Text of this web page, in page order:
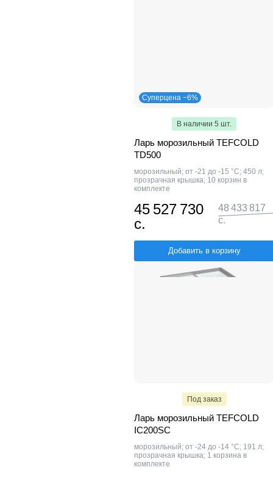
Суперцена −6%
В наличии 5 шт.
Ларь морозильный TEFCOLD
TD500
морозильный; от -21 до -15 °С; 450 л;
прозрачная крышка; 10 корзин в
комплекте
45 527 730
с.
48 433 817
с.
Добавить в корзину
Под заказ
Ларь морозильный TEFCOLD
IC200SC
морозильный; от -24 до -14 °С; 191 л;
прозрачная крышка; 1 корзина в
комплекте